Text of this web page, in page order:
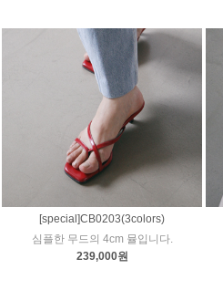
[special]CB0203(3colors)
심플한 무드의 4cm 뮬입니다.
239,000원